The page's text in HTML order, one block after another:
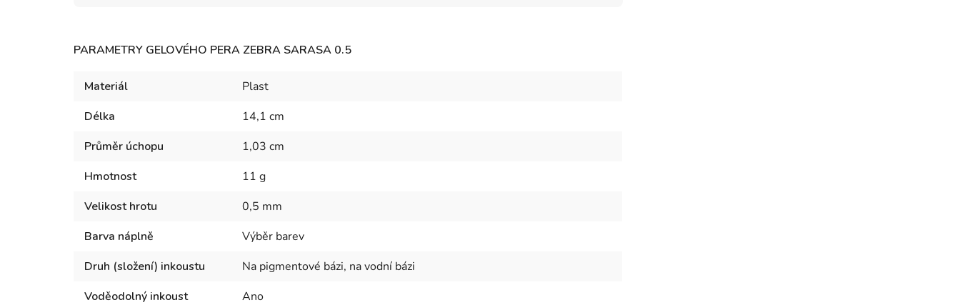
PARAMETRY GELOVÉHO PERA ZEBRA SARASA 0.5
Materiál
Plast
Délka
14,1 cm
Průměr úchopu
1,03 cm
Hmotnost
11 g
Velikost hrotu
0,5 mm
Barva náplně
Výběr barev
Druh (složení) inkoustu
Na pigmentové bázi, na vodní bázi
Voděodolný inkoust
Ano